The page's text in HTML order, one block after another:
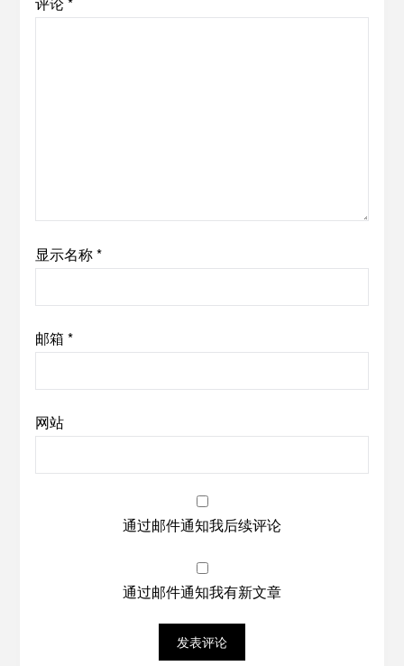
显示名称*
邮箱 *
网站
通过邮件通知我后续评论
通过邮件通知我有新文章